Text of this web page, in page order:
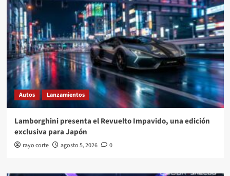
Autos Lanzamientos
Lamborghini presenta el Revuelto Impavido, una edición
exclusiva para Japón
rayo corte agosto 5, 2026 0